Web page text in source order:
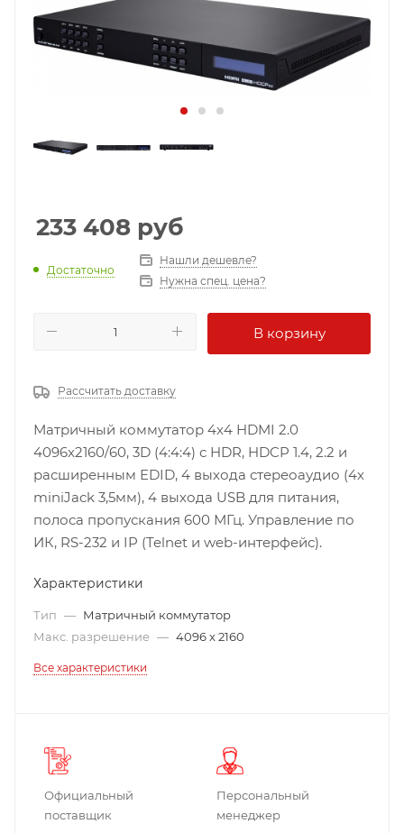
233 408 руб
Достаточно
Нашли дешевле?
Нужна спец. цена?
В корзину
Рассчитать доставку
Матричный коммутатор 4х4 HDMI 2.0
4096x2160/60, 3D (4:4:4) с HDR, HDCP 1.4, 2.2 и
расширенным EDID, 4 выхода стереоаудио (4х
miniJack 3,5мм), 4 выхода USB для питания,
полоса пропускания 600 МГц. Управление по
ИК, RS-232 и IP (Telnet и web-интерфейс).
Характеристики
Тип — Матричный коммутатор
Макс. разрешение — 4096 x 2160
Все характеристики
Официальный
поставщик
Персональный
менеджер